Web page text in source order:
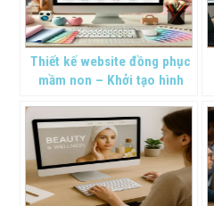
Thiết kế website đồng phục
mầm non – Khởi tạo hình